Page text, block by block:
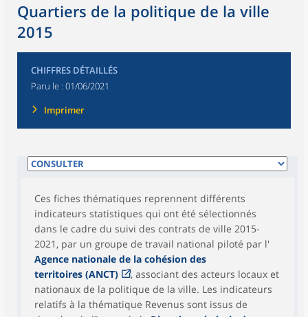
Quartiers de la politique de la ville
2015
CHIFFRES DÉTAILLÉS
Paru le : 01/06/2021
Imprimer
Ces fiches thématiques reprennent différents
indicateurs statistiques qui ont été sélectionnés
dans le cadre du suivi des contrats de ville 2015-
2021, par un groupe de travail national piloté par l'
Agence nationale de la cohésion des
territoires (ANCT)
, associant des acteurs locaux et
nationaux de la politique de la ville. Les indicateurs
relatifs à la thématique Revenus sont issus de